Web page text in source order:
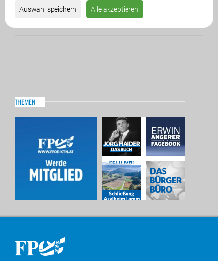
Auswahl speichern Alle akzeptieren
THEMEN